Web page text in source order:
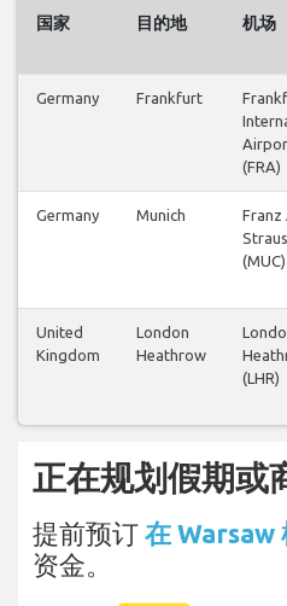
国家 目的地 机场
Germany Frankfurt
(FRA)
Germany Munich
Franz
(MUC)
United
Kingdom
London
Heathrow
(LHR)
正在规划假期或
提前预订 在 Warsaw
资金。